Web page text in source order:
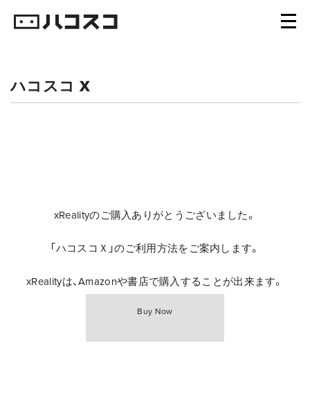
ハコスコ X
xRealityのご購入ありがとうございました。
「ハコスコＸ」のご利用方法をご案内します。
xRealityは、Amazonや書店で購入することが出来ます。
Buy Now